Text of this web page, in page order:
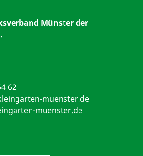
Münster der
62
muenster.de
muenster.de